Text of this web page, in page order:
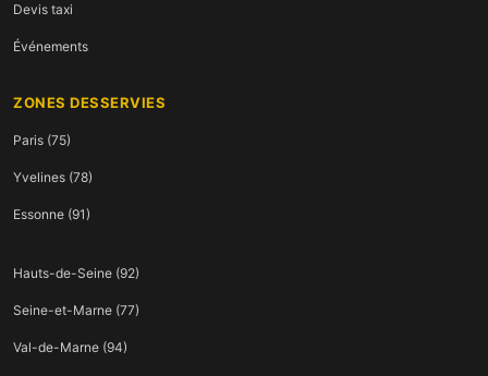
Devis taxi
Événements
ZONES DESSERVIES
Paris (75)
Yvelines (78)
Essonne (91)
Hauts-de-Seine (92)
Seine-et-Marne (77)
Val-de-Marne (94)